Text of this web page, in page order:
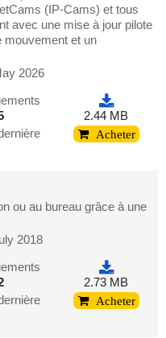
(IP-Cams) et tous
avec une mise à jour pilote
mouvement et un
2026
2.44 MB
Acheter
ou au bureau grâce à une
2018
2.73 MB
Acheter